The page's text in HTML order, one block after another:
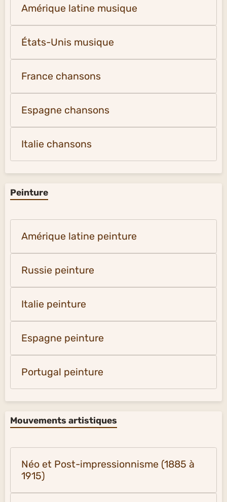
Amérique latine musique
États-Unis musique
France chansons
Espagne chansons
Italie chansons
Peinture
Amérique latine peinture
Russie peinture
Italie peinture
Espagne peinture
Portugal peinture
Mouvements artistiques
Néo et Post-impressionnisme (1885 à
1915)